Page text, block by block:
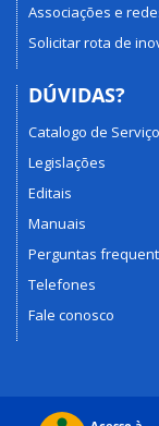
Associações e
Solicitar rota de
DÚVIDAS?
Catalogo de
Legislações
Editais
Manuais
Perguntas
Telefones
Fale conosco